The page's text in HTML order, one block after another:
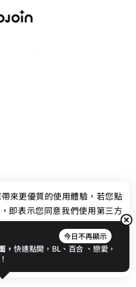
Co., Ltd.
今日不再顯示
，快速點開，BL、 百合 、戀愛，
來更優質的使用體驗，若您點
即表示您同意我們使用第三方
私權政策。
意